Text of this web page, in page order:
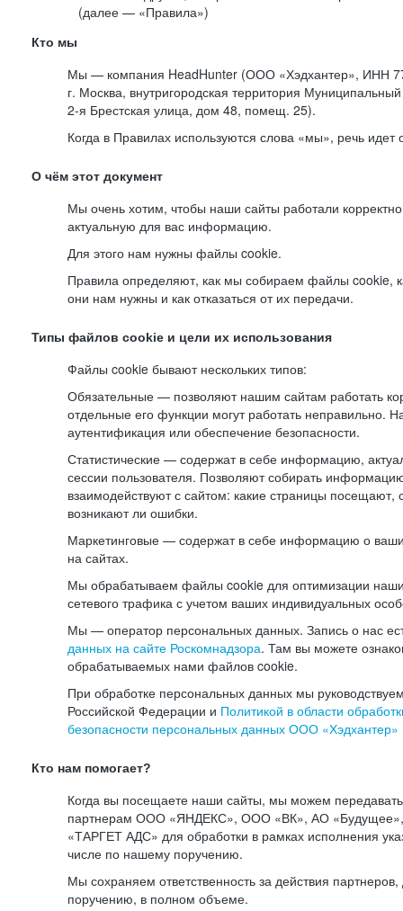
(далее — «Правила»)
Кто мы
Мы — компания HeadHunter (ООО «Хэдхантер», ИНН
г. Москва, внутригородская территория Муниципальный
2-я Брестская улица, дом 48, помещ. 25).
Когда в Правилах используются слова «мы», речь
О чём этот документ
Мы очень хотим, чтобы наши сайты работали
актуальную для вас информацию.
Для этого нам нужны файлы cookie.
Правила определяют, как мы собираем файлы cookie,
они нам нужны и как отказаться от их передачи.
Типы файлов cookie и цели их использования
Файлы cookie бывают нескольких типов:
Обязательные — позволяют нашим сайтам работать
отдельные его функции могут работать неправильно.
аутентификация или обеспечение безопасности.
Статистические — содержат в себе информацию,
сессии пользователя. Позволяют собирать
взаимодействуют с сайтом: какие страницы посещают,
возникают ли ошибки.
Маркетинговые — содержат в себе информацию о
на сайтах.
Мы обрабатываем файлы cookie для оптимизации
сетевого трафика с учетом ваших индивидуальных
Мы — оператор персональных данных. Запись о нас
данных на сайте Роскомнадзора. Там вы можете
обрабатываемых нами файлов cookie.
При обработке персональных данных мы
Российской Федерации и Политикой в области
безопасности персональных данных ООО «Хэдхантер»
Кто нам помогает?
Когда вы посещаете наши сайты, мы можем
партнерам ООО «ЯНДЕКС», ООО «ВК», АО
«ТАРГЕТ АДС» для обработки в рамках исполнения
числе по нашему поручению.
Мы сохраняем ответственность за действия
поручению, в полном объеме.